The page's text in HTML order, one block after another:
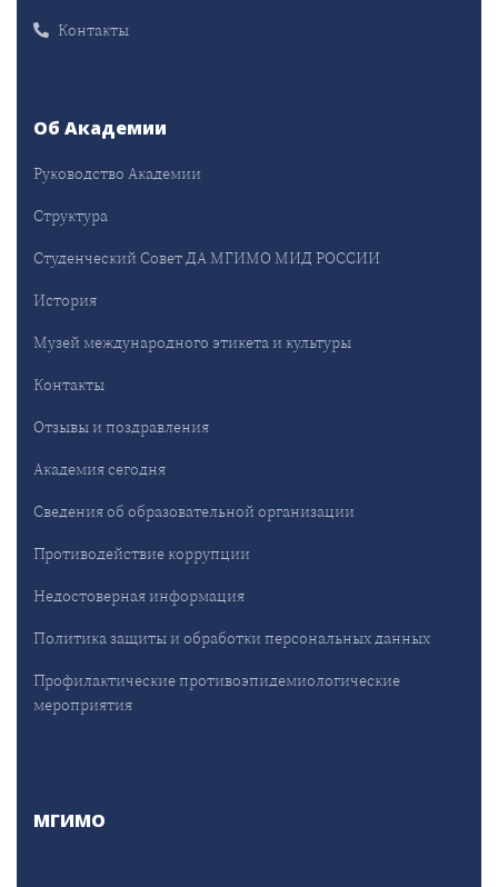
Контакты
Об Академии
Руководство Академии
Структура
Студенческий Совет ДА МГИМО МИД РОССИИ
История
Музей международного этикета и культуры
Контакты
Отзывы и поздравления
Академия сегодня
Сведения об образовательной организации
Противодействие коррупции
Недостоверная информация
Политика защиты и обработки персональных данных
Профилактические противоэпидемиологические
мероприятия
МГИМО